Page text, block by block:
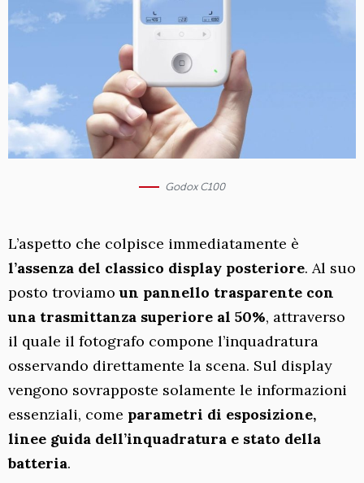
Godox C100
L’aspetto che colpisce immediatamente è
l’assenza del classico display posteriore. Al suo
posto troviamoun pannello trasparente con
una trasmittanza superiore al 50%, attraverso
il quale il fotografo compone l’inquadratura
osservando direttamente la scena. Sul display
vengono sovrapposte solamente le informazioni
essenziali, come parametri di esposizione,
linee guida dell’inquadratura e stato della
batteria.